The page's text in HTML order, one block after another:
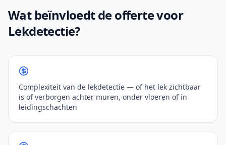
Wat beïnvloedt de offerte voor
Lekdetectie?
Complexiteit van de lekdetectie — of het lek zichtbaar
is of verborgen achter muren, onder vloeren of in
leidingschachten